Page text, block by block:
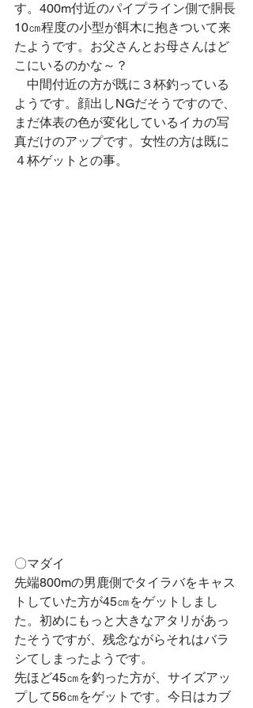
す。400m付近のパイプライン側で胴長
10㎝程度の小型が餌木に抱きついて来
たようです。お父さんとお母さんはど
こにいるのかな～？
中間付近の方が既に３杯釣っている
ようです。顔出しNGだそうですので、
まだ体表の色が変化しているイカの写
真だけのアップです。女性の方は既に
４杯ゲットとの事。
〇マダイ
先端800mの男鹿側でタイラバをキャス
トしていた方が45㎝をゲットしまし
た。初めにもっと大きなアタリがあっ
たそうですが、残念ながらそれはバラ
シてしまったようです。
先ほど45㎝を釣った方が、サイズアッ
プして56㎝をゲットです。今日はカブ